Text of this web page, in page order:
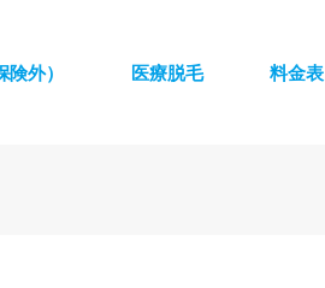
外） 医療脱毛 料金表